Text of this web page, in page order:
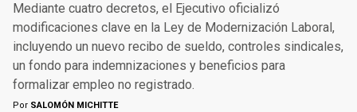
Mediante cuatro decretos, el Ejecutivo oficializó
modificaciones clave en la Ley de Modernización Laboral,
incluyendo un nuevo recibo de sueldo, controles sindicales,
un fondo para indemnizaciones y beneficios para
formalizar empleo no registrado.
Por SALOMÓN MICHITTE